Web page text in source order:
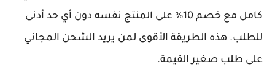
كامل مع خصم 10% على المنتج نفسه دون أي حد أدنى
للطلب. هذه الطريقة الأقوى لمن يريد الشحن المجاني
على طلب صغير القيمة.